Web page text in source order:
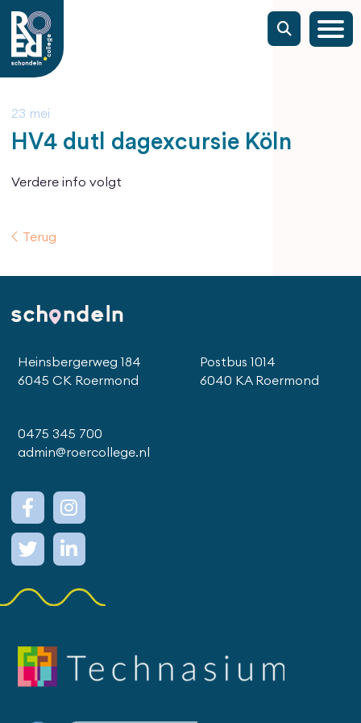
23 mei
HV4 dutl dagexcursie Köln
Verdere info volgt
Terug
Heinsbergerweg 184
6045 CK Roermond
Postbus 1014
6040 KA Roermond
0475 345 700
admin@roercollege.nl